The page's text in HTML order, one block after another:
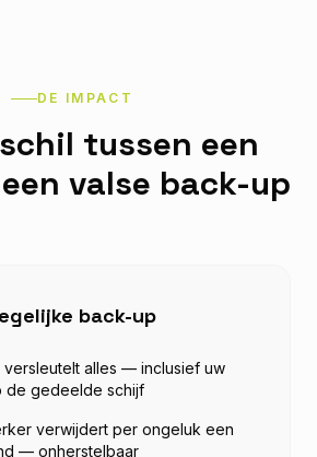
DE IMPACT
tussen een
valse back-up
back-up
versleutelt alles — inclusief uw
de gedeelde schijf
verwijdert per ongeluk een
— onherstelbaar